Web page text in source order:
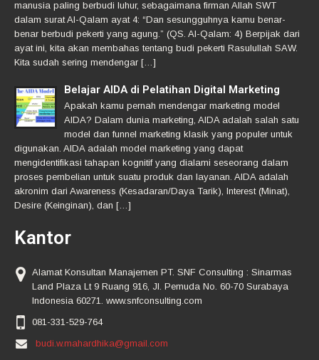
manusia paling berbudi luhur, sebagaimana firman Allah SWT
dalam surat Al-Qalam ayat 4: “Dan sesungguhnya kamu benar-
benar berbudi pekerti yang agung.” (QS. Al-Qalam: 4) Berpijak dari
ayat ini, kita akan membahas tentang budi pekerti Rasulullah SAW.
Kita sudah sering mendengar […]
Belajar AIDA di Pelatihan Digital Marketing
Apakah kamu pernah mendengar marketing model
AIDA? Dalam dunia marketing, AIDA adalah salah satu
model dan funnel marketing klasik yang populer untuk
digunakan. AIDA adalah model marketing yang dapat
mengidentifikasi tahapan kognitif yang dialami seseorang dalam
proses pembelian untuk suatu produk dan layanan. AIDA adalah
akronim dari Awareness (Kesadaran/Daya Tarik), Interest (Minat),
Desire (Keinginan), dan […]
Kantor
Alamat Konsultan Manajemen PT. SNF Consulting : Sinarmas
Land Plaza Lt 9 Ruang 916, Jl. Pemuda No. 60-70 Surabaya
Indonesia 60271. www.snfconsulting.com
081-331-529-764
budi.w.mahardhika@gmail.com